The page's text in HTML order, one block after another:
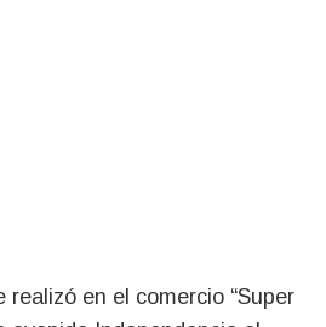
realizó en el comercio “Super